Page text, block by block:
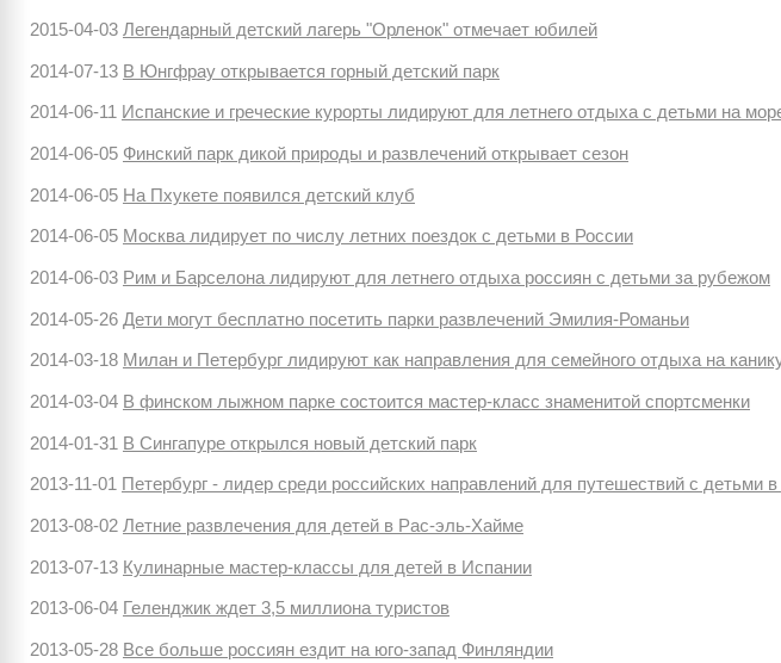
2015-04-03 Легендарный детский лагерь "Орленок" отмечает юбилей
2014-07-13 В Юнгфрау открывается горный детский парк
2014-06-11 Испанские и греческие курорты лидируют для летнего отдыха с детьми на
2014-06-05 Финский парк дикой природы и развлечений открывает сезон
2014-06-05 На Пхукете появился детский клуб
2014-06-05 Москва лидирует по числу летних поездок с детьми в России
2014-06-03 Рим и Барселона лидируют для летнего отдыха россиян с детьми за рубежом
2014-05-26 Дети могут бесплатно посетить парки развлечений Эмилия-Романьи
2014-03-18 Милан и Петербург лидируют как направления для семейного отдыха на
2014-03-04 В финском лыжном парке состоится мастер-класс знаменитой спортсменки
2014-01-31 В Сингапуре открылся новый детский парк
2013-11-01 Петербург - лидер среди российских направлений для путешествий с детьми
2013-08-02 Летние развлечения для детей в Рас-эль-Хайме
2013-07-13 Кулинарные мастер-классы для детей в Испании
2013-06-04 Геленджик ждет 3,5 миллиона туристов
2013-05-28 Все больше россиян ездит на юго-запад Финляндии